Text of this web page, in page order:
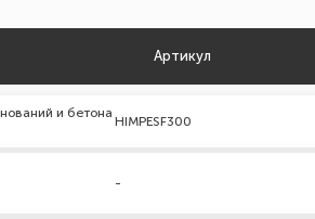
Артикул
и бетона
HIMPESF300
-